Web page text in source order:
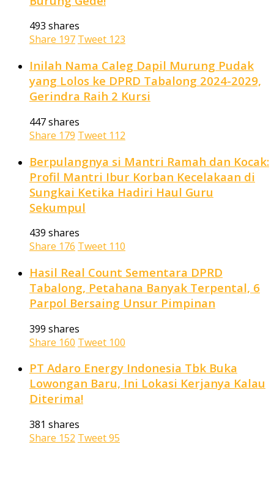
493 shares
Share 197 Tweet 123
Inilah Nama Caleg Dapil Murung Pudak
yang Lolos ke DPRD Tabalong 2024-2029,
Gerindra Raih 2 Kursi
447 shares
Share 179 Tweet 112
Berpulangnya si Mantri Ramah dan Kocak:
Profil Mantri Ibur Korban Kecelakaan di
Sungkai Ketika Hadiri Haul Guru
Sekumpul
439 shares
Share 176 Tweet 110
Hasil Real Count Sementara DPRD
Tabalong, Petahana Banyak Terpental, 6
Parpol Bersaing Unsur Pimpinan
399 shares
Share 160 Tweet 100
PT Adaro Energy Indonesia Tbk Buka
Lowongan Baru, Ini Lokasi Kerjanya Kalau
Diterima!
381 shares
Share 152 Tweet95